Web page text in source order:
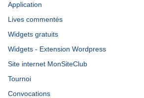
Application
Lives commentés
Widgets gratuits
Widgets - Extension Wordpress
Site internet MonSiteClub
Tournoi
Convocations